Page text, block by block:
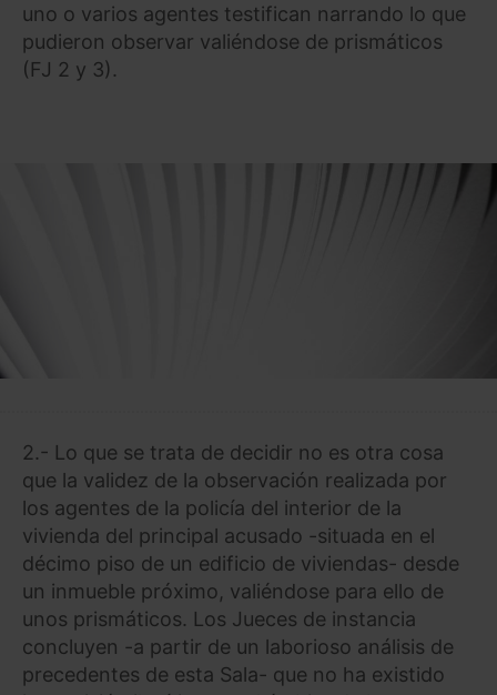
uno o varios agentes testifican narrando lo que
pudieron observar valiéndose de prismáticos
(FJ 2 y 3).
2.- Lo que se trata de decidir no es otra cosa
que la validez de la observación realizada por
los agentes de la policía del interior de la
vivienda del principal acusado -situada en el
décimo piso de un edificio de viviendas- desde
un inmueble próximo, valiéndose para ello de
unos prismáticos. Los Jueces de instancia
concluyen -a partir de un laborioso análisis de
precedentes de esta Sala- que no ha existido